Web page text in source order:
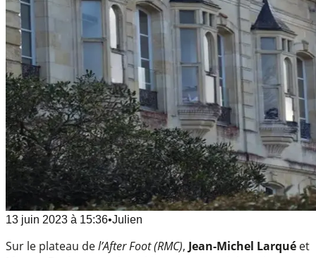
13 juin 2023 à 15:36•Julien
Sur le plateau del’After Foot (RMC), Jean-Michel Larqué et